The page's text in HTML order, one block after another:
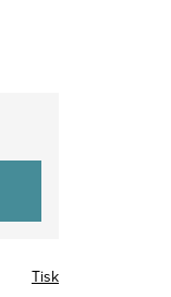
Tisk